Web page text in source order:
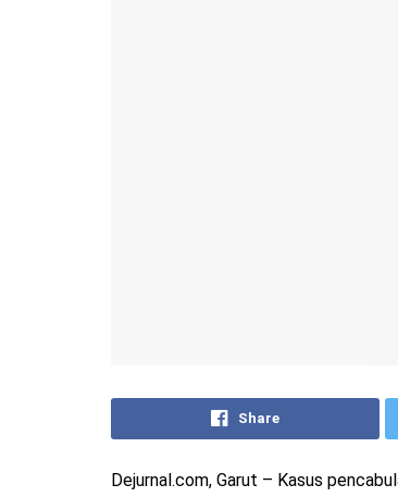
Share
Dejurnal.com, Garut – Kasus